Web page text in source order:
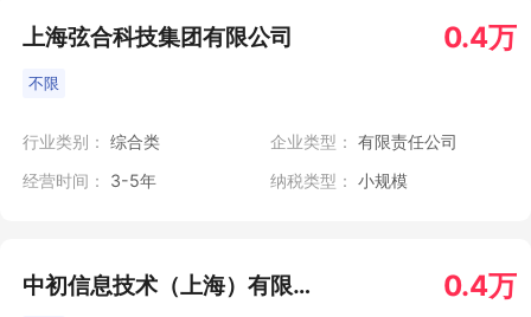
上海弦合科技集团有限公司 0.4万
不限
行业类别： 综合类 企业类型： 有限责任公司
经营时间：
3-5年 纳税类型： 小规模
中初信息技术（上海）有限公司 0.4万